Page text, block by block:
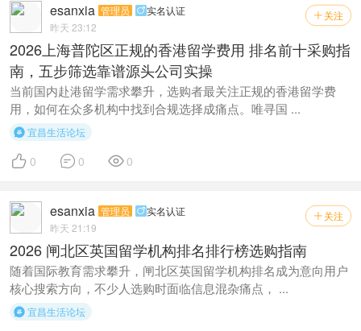
 关注
esanxia 管理员 实名认证
昨天 23:12
2026上海普陀区正规的香港留学费用 排名前十采购指
南，五步筛选靠谱源头公司实操
当前国内赴港留学需求攀升，选购者最关注正规的香港留学费
用，如何在众多机构中找到合规选择成痛点。唯寻国 ...
宜昌生活论坛
 0  0  0
 关注
esanxia 管理员 实名认证
昨天 21:19
2026 闸北区英国留学机构排名排行榜选购指南
随着国际教育需求攀升，闸北区英国留学机构排名成为意向用户
核心搜索方向，不少人选购时面临信息混杂痛点， ...
宜昌生活论坛